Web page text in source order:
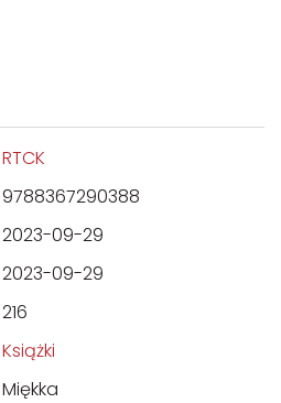
RTCK
9788367290388
2023-09-29
2023-09-29
216
Książki
Miękka